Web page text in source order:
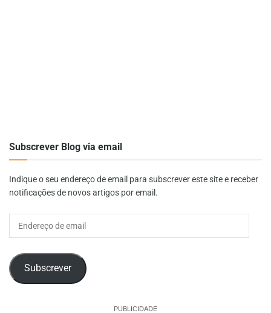
Subscrever Blog via email
Indique o seu endereço de email para subscrever este site e receber
notificações de novos artigos por email.
Endereço
Subscrever
PUBLICIDADE